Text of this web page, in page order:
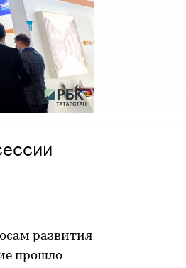
развития
прошло